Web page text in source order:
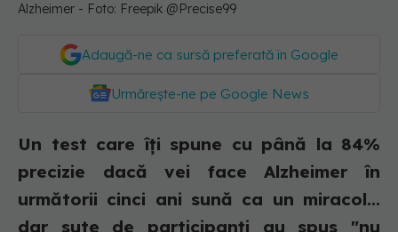
Alzheimer - Foto: Freepik @Precise99
Adaugă-ne ca sursă preferată în Google
Urmărește-ne pe Google News
Un test care îți spune cu până la 84%
precizie dacă vei face Alzheimer în
următorii cinci ani sună ca un miracol...
dar sute de participanți au spus "nu